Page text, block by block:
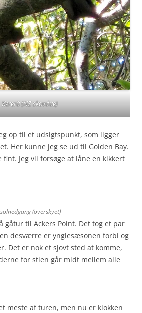
Kererū (NZ skovdue)
op til et udsigtspunkt, som ligger
Her kunne jeg se ud til Golden Bay.
fint. Jeg vil forsøge at låne en kikkert
(overskyet)
gåtur til Ackers Point. Det tog et par
desværre er ynglesæsonen forbi og
Det er nok et sjovt sted at komme,
for stien går midt mellem alle
meste af turen, men nu er klokken